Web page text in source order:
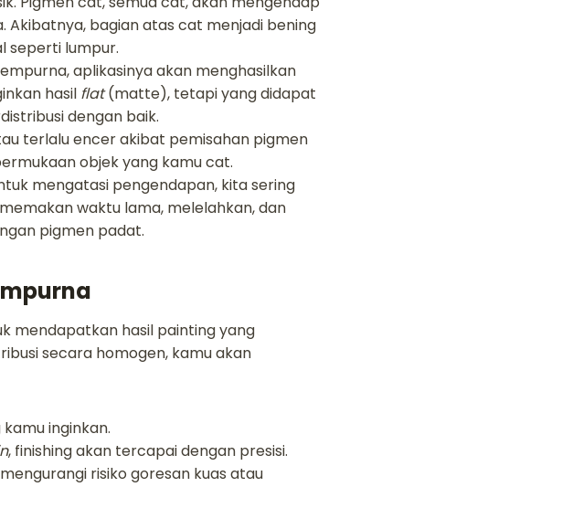
Akibatnya, bagian atas cat menjadi bening
seperti lumpur.
aplikasinya akan menghasilkan
hasil flat(matte), tetapi yang didapat
dengan baik.
terlalu encer akibat pemisahan pigmen
objek yang kamu cat.
mengatasi pengendapan, kita sering
waktu lama, melelahkan, dan
pigmen padat.
mendapatkan hasil painting yang
secara homogen, kamu akan
inginkan.
, finishing akan tercapai dengan presisi.
risiko goresan kuas atau